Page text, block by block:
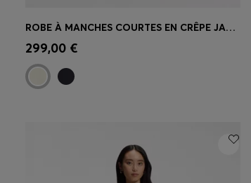
Achat rapide
taille)
ROBE À MANCHES COURTES EN CRÊPE JAPONAIS
299,00 €